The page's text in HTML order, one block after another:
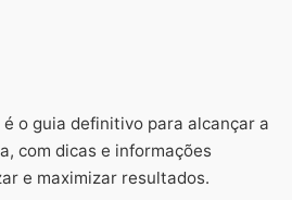
o guia definitivo para alcançar a
com dicas e informações
e maximizar resultados.